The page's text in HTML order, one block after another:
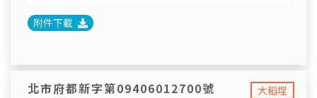
附件下載
大稻埕
北市府都新字第09406012700號